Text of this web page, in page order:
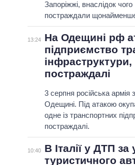
Запоріжжі, внаслідок чого
постраждали
13:24
На Одещині рф
підприємство
інфраструктури,
постраждалі
3 серпня російська
Одещині. Під атакою
одне із транспортних
постраждалі.
10:40
В Італії у ДТП за
туристичного